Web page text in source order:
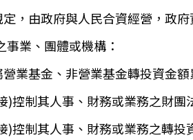
，由政府與人民合資經營，政府
業、團體或機構：
業基金、非營業基金轉投資金
)控制其人事、財務或業務之財團
)控制其人事、財務或業務之轉投